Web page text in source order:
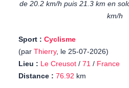
de 20.2 km/h puis 21.3 km en
km/h
Sport : Cyclisme
(par Thierry, le 25-07-2026)
Lieu : Le Creusot / 71 / France
Distance : 76.92 km